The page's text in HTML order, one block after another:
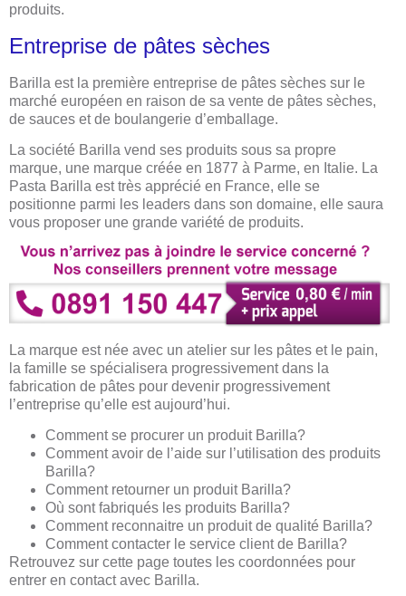
produits.
Entreprise de pâtes sèches
Barilla est la première entreprise de pâtes sèches sur le
marché européen en raison de sa vente de pâtes sèches,
de sauces et de boulangerie d’emballage.
La société Barilla vend ses produits sous sa propre
marque, une marque créée en 1877 à Parme, en Italie. La
Pasta Barilla est très apprécié en France, elle se
positionne parmi les leaders dans son domaine, elle saura
vous proposer une grande variété de produits.
La marque est née avec un atelier sur les pâtes et le pain,
la famille se spécialisera progressivement dans la
fabrication de pâtes pour devenir progressivement
l’entreprise qu’elle est aujourd’hui.
Comment se procurer un produit Barilla?
Comment avoir de l’aide sur l’utilisation des produits
Barilla?
Comment retourner un produit Barilla?
Où sont fabriqués les produits Barilla?
Comment reconnaitre un produit de qualité Barilla?
Comment contacter le service client de Barilla?
Retrouvez sur cette page toutes les coordonnées pour
entrer en contact avec Barilla.